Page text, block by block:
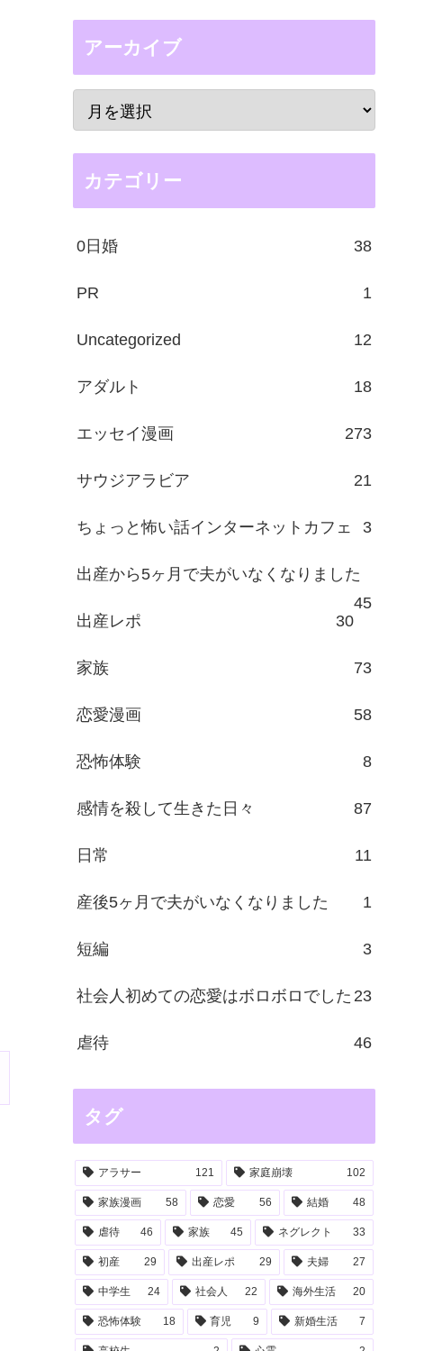
アーカイブ
カテゴリー
0日婚 38
PR 1
Uncategorized 12
アダルト 18
エッセイ漫画 273
サウジアラビア 21
ちょっと怖い話インターネットカフェ 3
出産から5ヶ月で夫がいなくなりました
45
出産レポ
30
家族 73
恋愛漫画 58
恐怖体験 8
感情を殺して生きた日々 87
日常 11
産後5ヶ月で夫がいなくなりました 1
短編 3
社会人初めての恋愛はボロボロでした 23
虐待 46
タグ
アラサー 121 家庭崩壊 102
家族漫画 58 恋愛 56 結婚 48
虐待 46 家族 45 ネグレクト 33
初産 29 出産レポ 29 夫婦 27
中学生 24 社会人 22 海外生活 20
恐怖体験 18 育児 9 新婚生活 7